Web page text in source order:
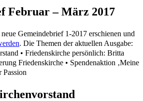
Februar – März 2017
Gemeindebrief 1-2017 erschienen und
. Die Themen der aktuellen Ausgabe:
• Friedenskirche persönlich: Britta
Friedenskirche • Spendenaktion ‚Meine
Passion